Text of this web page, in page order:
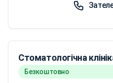
Стоматологічна
Безкоштовно